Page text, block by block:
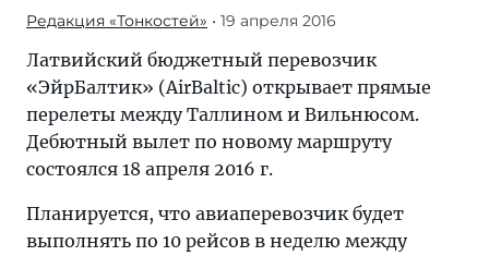
Редакция «Тонкостей» • 19 апреля 2016
Латвийский бюджетный перевозчик
«ЭйрБалтик» (AirBaltic) открывает прямые
перелеты между Таллином и Вильнюсом.
Дебютный вылет по новому маршруту
состоялся 18 апреля 2016 г.
Планируется, что авиаперевозчик будет
выполнять по 10 рейсов в неделю между